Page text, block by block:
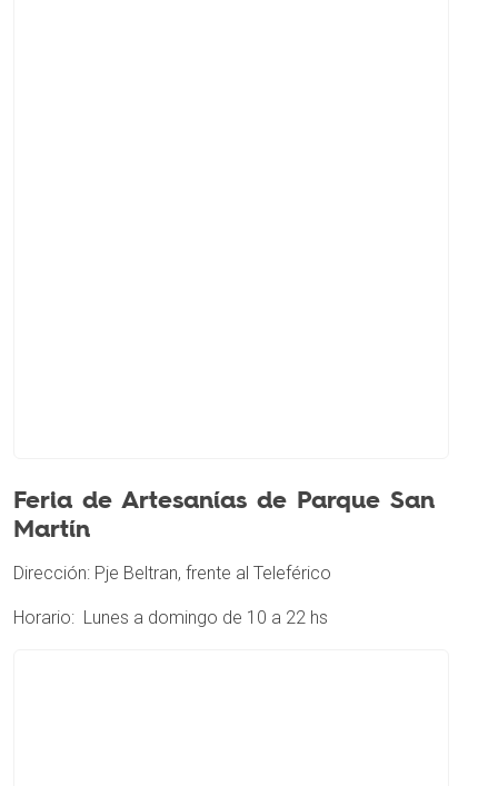
Feria de Artesanías de Parque San
Martín
Dirección: Pje Beltran, frente al Teleférico
Horario: Lunes a domingo de 10 a 22 hs